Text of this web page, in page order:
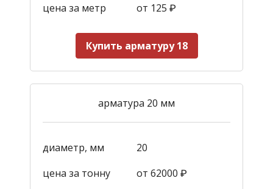
цена за метр
от 125 ₽
Купить арматуру 18
арматура 20 мм
диаметр, мм
20
цена за тонну
от 62000 ₽